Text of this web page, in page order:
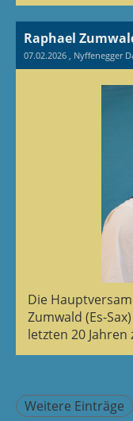
Raphael
07.02.2026 , Nyffenegger
Die
Zumwald (Es-
letzten 20
Weitere Einträge